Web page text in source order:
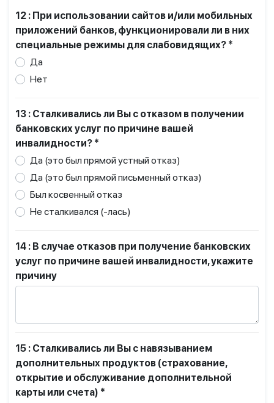
12 : При использовании сайтов и/или мобильных
приложений банков, функционировали ли в них
специальные режимы для слабовидящих? *
Да
Нет
13 : Сталкивались ли Вы с отказом в получении
банковских услуг по причине вашей
инвалидности? *
Да (это был прямой устный отказ)
Да (это был прямой письменный отказ)
Был косвенный отказ
Не сталкивался (-лась)
14 : В случае отказов при получение банковских
услуг по причине вашей инвалидности, укажите
причину
15 : Сталкивались ли Вы с навязыванием
дополнительных продуктов (страхование,
открытие и обслуживание дополнительной
карты или счета) *